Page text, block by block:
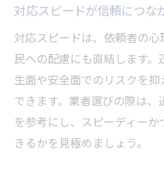
対応スピードが信頼につな
対応スピードは、依頼者の
民への配慮にも直結します
生面や安全面でのリスクを
できます。業者選びの際は
を参考にし、スピーディー
きるかを見極めましょう。